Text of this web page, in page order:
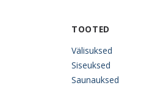
TOOTED
Välisuksed
Siseuksed
Saunauksed